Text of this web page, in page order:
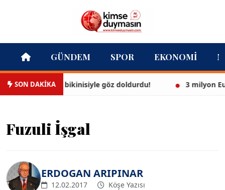
GÜNDEM SPOR EKONOMI
SON DAKİKA
beyaz bikinisiyle göz doldurdu! 3 milyon
Fuzuli İşgal
ERDOGAN ARIPINAR
12.02.2017 Köşe Yazısı